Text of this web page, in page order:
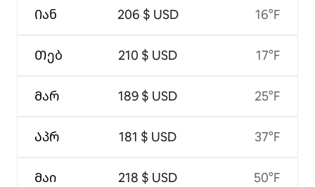
Იან
Თებ
Მარ
Აპრ
Მაი
206 $ USD
210 $ USD
189 $ USD
181 $ USD
218 $ USD
16°F
17°F
25°F
37°F
50°F